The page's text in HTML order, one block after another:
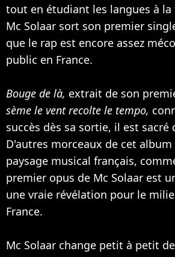
tout en étudiant les langues à la
Mc Solaar sort son premier
que le rap est encore assez
public en France.
Bouge de là, extrait de son
sème le vent recolte le tempo,
succès dès sa sortie, il est
D'autres morceaux de cet
paysage musical français,
premier opus de Mc Solaar est
une vraie révélation pour le
France.
Mc Solaar change petit à petit